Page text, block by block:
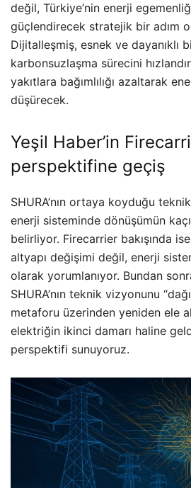
değil, Türkiye’nin enerji
güçlendirecek stratejik bir adım
Dijitalleşmiş, esnek ve dayanıklı
karbonsuzlaşma sürecini
yakıtlara bağımlılığı azaltarak
düşürecek.
Yeşil Haber’in
perspektifine geçiş
SHURA’nın ortaya koyduğu
enerji sisteminde dönüşümün
belirliyor. Firecarrier bakışında
altyapı değişimi değil, enerji
olarak yorumlanıyor. Bundan
SHURA’nın teknik vizyonunu
metaforu üzerinden yeniden ele
elektriğin ikinci damarı haline
perspektifi sunuyoruz.